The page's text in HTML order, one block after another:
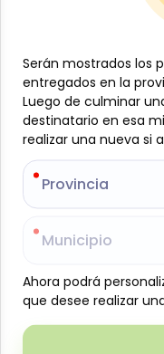
Six de jugos
JUMEX-SKU:B-JAM-001-
$439
Especificaciones
Jugo Jumex en lata
Elaborado con
ligeramente
Serán mostrados los
entregados en la
Luego de culminar
destinatario en esa
realizar una nueva si
Provincia
Municipio
Ahora podrá
que desee realizar
Serán mostrados los
entregados en la
Luego de culminar
destinatario en esa
realizar una nueva si
Provincia
Municipio
Ahora podrá
que desee realizar